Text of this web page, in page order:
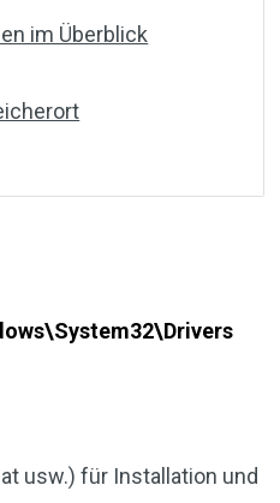
im Überblick
usw.) für Installation und